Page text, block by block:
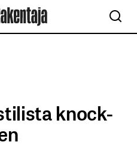
knock-